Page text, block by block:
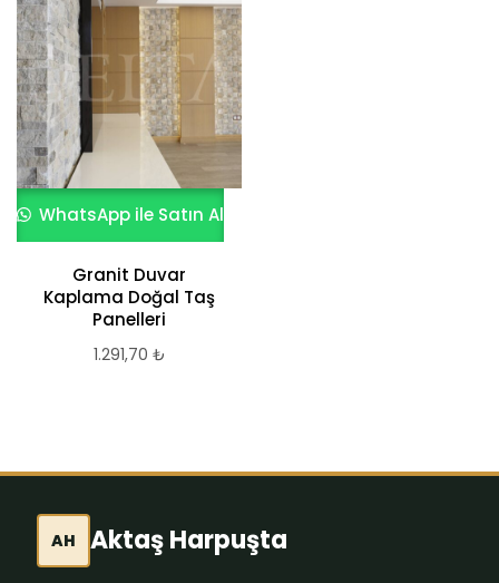
WhatsApp ile Satın Al
Granit Duvar
Kaplama Doğal Taş
Panelleri
1.291,70 ₺
AH Aktaş Harpuşta